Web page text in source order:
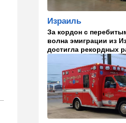
"исламский
расширением и
Израиля
23:58 Мнения
Каждое утро
иудей рискует
заповедь…
Израиль
За кордон с
волна эмиграции из
достигла рекордных